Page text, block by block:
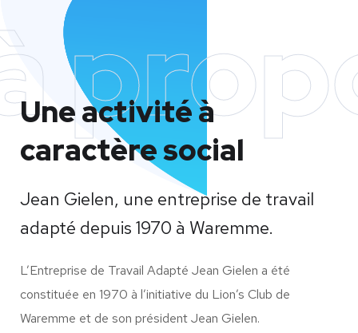
Une activitéà
caractère social
Jean Gielen, une entreprise de travail
adapté depuis 1970 à Waremme.
L’Entreprise de Travail Adapté Jean Gielen a été
constituée en 1970 à l’initiative du Lion’s Club de
Waremme et de son président Jean Gielen.